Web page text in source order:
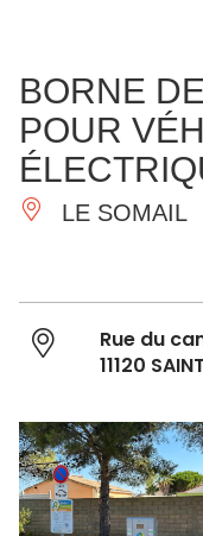
IMPRESCINDIBLES
BORNE
POUR
LE SOMAIL
Rue du
11120